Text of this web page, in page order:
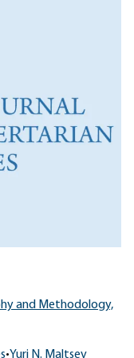
and Methodology,
•Yuri N. Maltsev